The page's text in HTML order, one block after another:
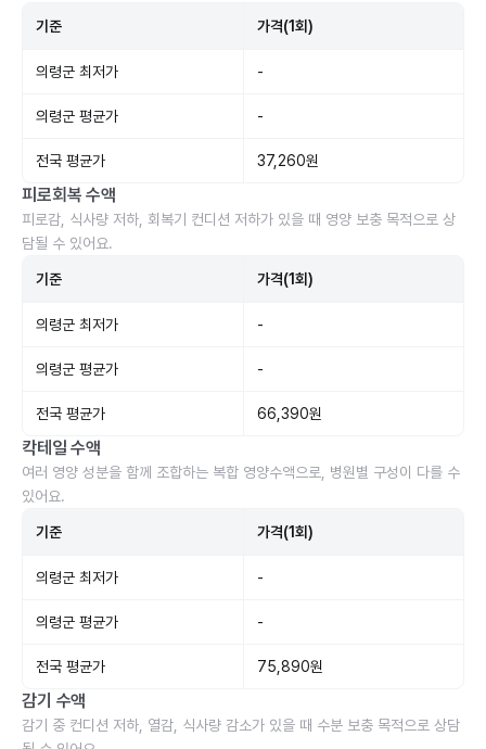
기준 가격(1회)
의령군 최저가 -
의령군 평균가 -
전국 평균가 37,260원
피로회복 수액
피로감, 식사량 저하, 회복기 컨디션 저하가 있을 때 영양 보충 목적으로 상
담될 수 있어요.
기준 가격(1회)
의령군 최저가 -
의령군 평균가 -
전국 평균가 66,390원
칵테일 수액
여러 영양 성분을 함께 조합하는 복합 영양수액으로, 병원별 구성이 다를 수
있어요.
기준 가격(1회)
의령군 최저가 -
의령군 평균가 -
전국 평균가 75,890원
감기 수액
감기 중 컨디션 저하, 열감, 식사량 감소가 있을 때 수분 보충 목적으로 상담